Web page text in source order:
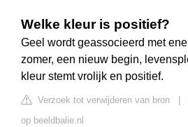
Welke kleur is positief?
Geel wordt geassocieerd met
zomer, een nieuw begin,
kleur stemt vrolijk en positief.
Verzoek tot verwijderen van bron
op beeldbalie.nl